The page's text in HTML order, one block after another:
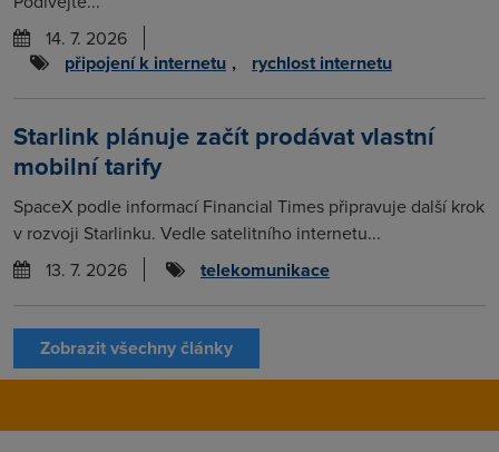
14. 7. 2026
připojení k internetu , rychlost internetu
Starlink plánuje začít prodávat vlastní
mobilní tarify
SpaceX podle informací Financial Times připravuje další krok
v rozvoji Starlinku. Vedle satelitního internetu...
13. 7. 2026
telekomunikace
Zobrazit všechny články